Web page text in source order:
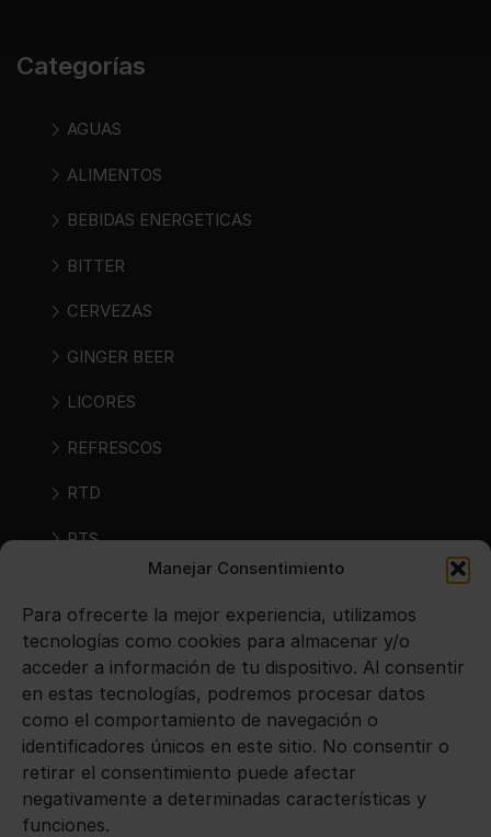
Manejar Consentimiento
Para ofrecerte la mejor experiencia, utilizamos
tecnologías como cookies para almacenar y/o
acceder a información de tu dispositivo. Al consentir
en estas tecnologías, podremos procesar datos
como el comportamiento de navegación o
identificadores únicos en este sitio. No consentir o
retirar el consentimiento puede afectar
negativamente a determinadas características y
funciones.
Categorías
AGUAS
ALIMENTOS
BEBIDAS ENERGETICAS
BITTER
CERVEZAS
GINGER BEER
LICORES
REFRESCOS
RTD
RTS
VINOS
Avisos legales
Aviso legal
Política de privacidad